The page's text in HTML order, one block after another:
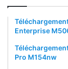
Enterprise
Pro M154nw